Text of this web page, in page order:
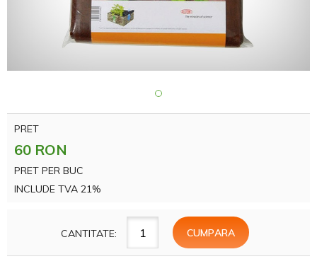
PRET
60 RON
PRET PER BUC
INCLUDE TVA 21%
CANTITATE: